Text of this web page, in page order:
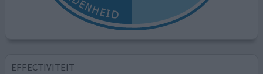
EFFECTIVITEIT